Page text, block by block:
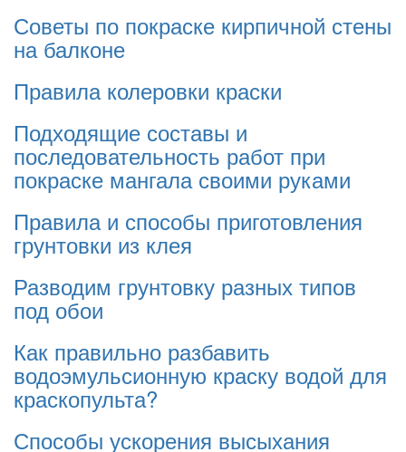
Советы по покраске кирпичной стены
на балконе
Правила колеровки краски
Подходящие составы и
последовательность работ при
покраске мангала своими руками
Правила и способы приготовления
грунтовки из клея
Разводим грунтовку разных типов
под обои
Как правильно разбавить
водоэмульсионную краску водой для
краскопульта?
Способы ускорения высыхания